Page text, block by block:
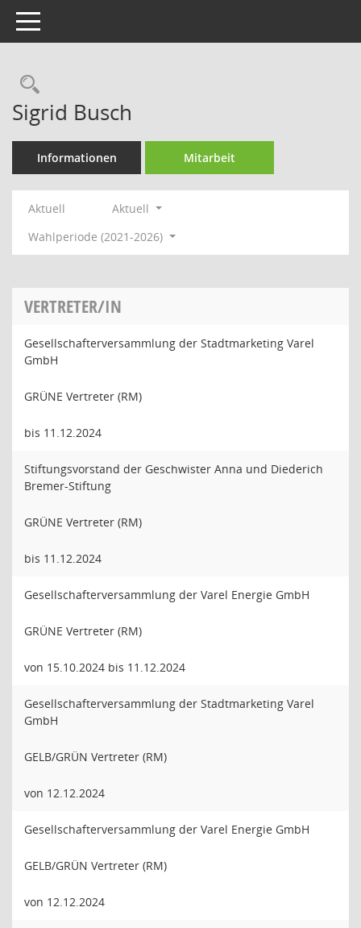
Toggle navigation
Rechercheauswahl
Sigrid Busch
Informationen Mitarbeit
Aktuell
Aktuell
Wahlperiode (2021-2026)
VERTRETER/IN
Gesellschafterversammlung der Stadtmarketing Varel
GmbH
GRÜNE Vertreter (RM)
bis 11.12.2024
Stiftungsvorstand der Geschwister Anna und Diederich
Bremer-Stiftung
GRÜNE Vertreter (RM)
bis 11.12.2024
Gesellschafterversammlung der Varel Energie GmbH
GRÜNE Vertreter (RM)
von 15.10.2024 bis 11.12.2024
Gesellschafterversammlung der Stadtmarketing Varel
GmbH
GELB/GRÜN Vertreter (RM)
von 12.12.2024
Gesellschafterversammlung der Varel Energie GmbH
GELB/GRÜN Vertreter (RM)
von 12.12.2024